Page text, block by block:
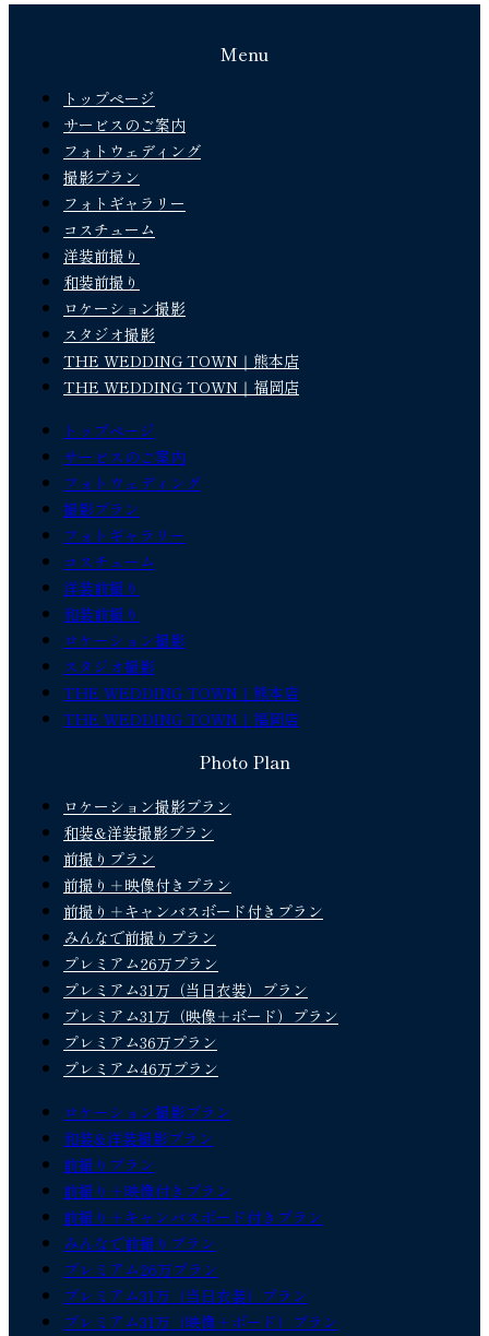
Menu
トップページ
サービスのご案内
フォトウェディング
撮影プラン
フォトギャラリー
コスチューム
洋装前撮り
和装前撮り
ロケーション撮影
スタジオ撮影
THE WEDDING TOWN｜熊本店
THE WEDDING TOWN｜福岡店
トップページ
サービスのご案内
フォトウェディング
撮影プラン
フォトギャラリー
コスチューム
洋装前撮り
和装前撮り
ロケーション撮影
スタジオ撮影
THE WEDDING TOWN｜熊本店
THE WEDDING TOWN｜福岡店
Photo Plan
ロケーション撮影プラン
和装&洋装撮影プラン
前撮りプラン
前撮り＋映像付きプラン
前撮り＋キャンバスボード付きプラン
みんなで前撮りプラン
プレミアム26万プラン
プレミアム31万（当日衣装）プラン
プレミアム31万（映像＋ボード）プラン
プレミアム36万プラン
プレミアム46万プラン
ロケーション撮影プラン
和装&洋装撮影プラン
前撮りプラン
前撮り＋映像付きプラン
前撮り＋キャンバスボード付きプラン
みんなで前撮りプラン
プレミアム26万プラン
プレミアム31万（当日衣装）プラン
プレミアム31万（映像＋ボード）プラン